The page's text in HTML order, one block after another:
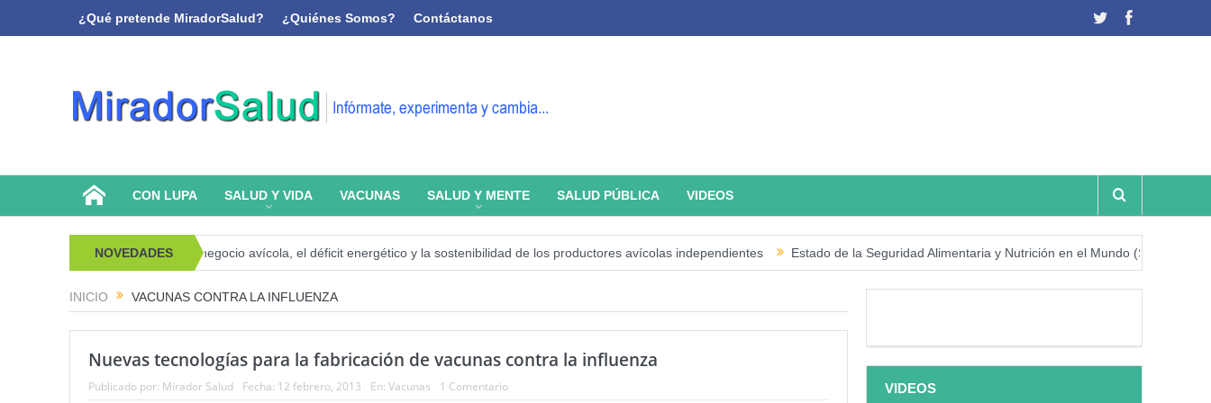
¿Qué pretende MiradorSalud? ¿Quiénes Somos? Contáctanos
CON LUPA SALUD Y VIDA VACUNAS SALUD Y MENTE SALUD PÚBLICA VIDEOS
NOVEDADES
y memoria El negocio avícola, el déficit energético y la sostenibilidad de los productores avícolas independientes Estado de la Seguridad Alimentaria y Nutrición en el Mundo (SOFI) 2025:
INICIO VACUNAS CONTRA LA INFLUENZA
Nuevas tecnologías para la fabricación de vacunas contra la influenza
Publicado por: Mirador Salud Fecha: 12 febrero, 2013 En: Vacunas 1 Comentario VIDEOS